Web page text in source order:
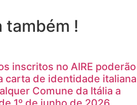
também !
inscritos no AIRE poderão
carta de identidade italiana
Comune da Itália a